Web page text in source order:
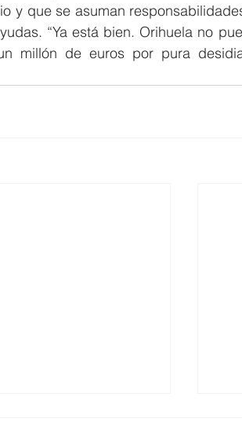
y que se asuman
“Ya está bien. Orihuela no
millón de euros por pura